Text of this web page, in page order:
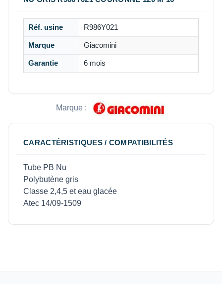
Réf. usine R986Y021
Marque Giacomini
Garantie 6 mois
Marque :
CARACTÉRISTIQUES / COMPATIBILITÉS
Tube PB Nu
Polybutène gris
Classe 2,4,5 et eau glacée
Atec 14/09-1509